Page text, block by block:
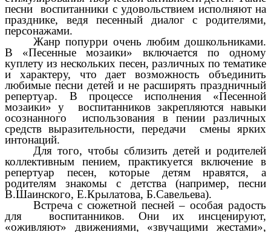
песни воспитанники с удовольствием исполняют на
празднике, ведя песенный диалог с родителями,
персонажами.
Жанр попурри очень любим дошкольниками.
В «Песенные мозаики» включается по одному
куплету из нескольких песен, различных по тематике
и характеру, что дает возможность объединить
любимые песни детей и не расширять праздничный
репертуар. В процессе исполнения «Песенной
мозаики» у воспитанников закрепляются навыки
осознанного использования в пении различных
средств выразительности, передачи смены ярких
интонаций.
Для того, чтобы сблизить детей и родителей
коллективным пением, практикуется включение в
репертуар песен, которые детям нравятся, а
родителям знакомы с детства (например, песни
В.Шаинского, Е.Крылатова, Б.Савельева).
Встреча с сюжетной песней – особая радость
для воспитанников. Они их инсценируют,
«оживляют» движениями, «звучащими жестами»,